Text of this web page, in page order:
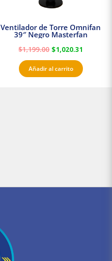
Ventilador de Torre Omnifan
39″ Negro Masterfan
$1,199.00 $1,020.31
Añadir al carrito